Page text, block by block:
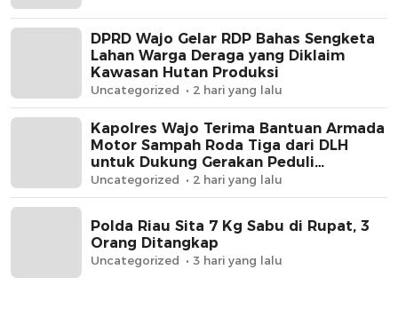
DPRD Wajo Gelar RDP Bahas Sengketa
Lahan Warga Deraga yang Diklaim
Kawasan Hutan Produksi
Uncategorized 2 hari yang lalu
Kapolres Wajo Terima Bantuan Armada
Motor Sampah Roda Tiga dari DLH
untuk Dukung Gerakan Peduli
Lingkungan
Uncategorized 2 hari yang lalu
Polda Riau Sita 7 Kg Sabu di Rupat, 3
Orang Ditangkap
Uncategorized 3 hari yang lalu